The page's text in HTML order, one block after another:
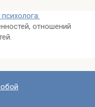
отношений